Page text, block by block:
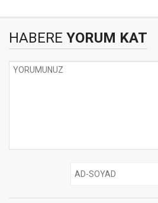
HABERE YORUM KAT